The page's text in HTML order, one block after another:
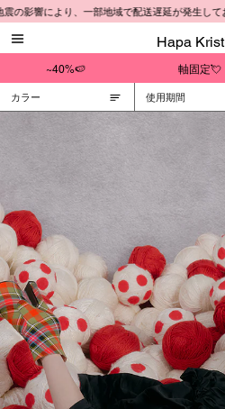
Hapa
~40%🍉 軸固定💘
響により、一部地域で配送遅延が発生しており
カラー 使用期間